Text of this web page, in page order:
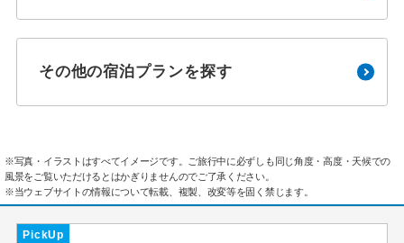
その他の宿泊プランを探す
※写真・イラストはすべてイメージです。ご旅行中に必ずしも同じ角度・高度・天候での
風景をご覧いただけるとはかぎりませんのでご了承ください。
※当ウェブサイトの情報について転載、複製、改変等を固く禁じます。
PickUp